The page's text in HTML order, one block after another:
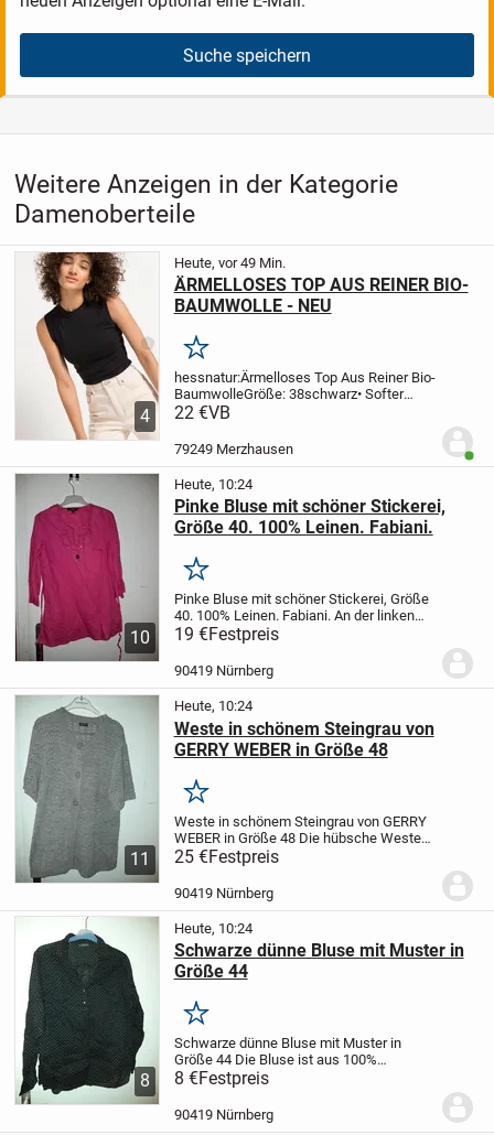
Suche speichern
Weitere Anzeigen in der Kategorie
Damenoberteile
4
Heute, vor 49 Min.
ÄRMELLOSES TOP AUS REINER BIO-
BAUMWOLLE - NEU
Merken
hessnatur:Ärmelloses Top Aus Reiner Bio-
BaumwolleGröße: 38schwarz• Softer
Crêpe-Jersey aus Bio-Baumwolle
Drüber PRODUKTDETAILS
22 €VB
79249 Merzhausen
10
Heute, 10:24
Pinke Bluse mit schöner Stickerei,
Größe 40. 100% Leinen. Fabiani.
Merken
Pinke Bluse mit schöner Stickerei, Größe
40. 100% Leinen. Fabiani. An der linken
Seite hat die Bluse einen
Reißverschluss.Mit einem Zierstein am
Ausschnitt.Die Bluse wurde ein Mal
19 €Festpreis
90419 Nürnberg
11
Heute, 10:24
Weste in schönem Steingrau von
GERRY WEBER in Größe 48
Merken
Weste in schönem Steingrau von GERRY
WEBER in Größe 48 Die hübsche Weste
hat oben drei Knöpfe. Beim unteren dritten
Knopf wechselt das Strickmuster, wie in
den Bildern zu sehen ist.
25 €Festpreis
90419 Nürnberg
8
Heute, 10:24
Schwarze dünne Bluse mit Muster in
Größe 44
Merken
Schwarze dünne Bluse mit Muster in
Größe 44 Die Bluse ist aus 100%
Baumwolle und leicht transparent. Die
langen Ärmel können hoch geknöpft
werden. Ideal für den Sommer, da die
Bluse angenehm leicht...
8 €Festpreis
90419 Nürnberg